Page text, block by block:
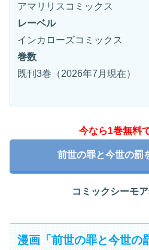
アマリリスコミックス
レーベル
インカローズコミックス
巻数
既刊3巻（2026年7月現在）
今なら1巻無料
前世の罪と今世の罰
コミックシーモ
漫画「前世の罪と今世の